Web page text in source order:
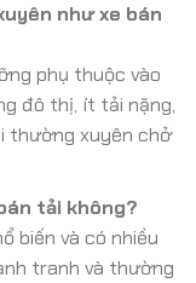
như xe bán
phụ thuộc vào
đô thị, ít tải nặng,
thường xuyên chở
tải không?
biến và có nhiều
tranh và thường